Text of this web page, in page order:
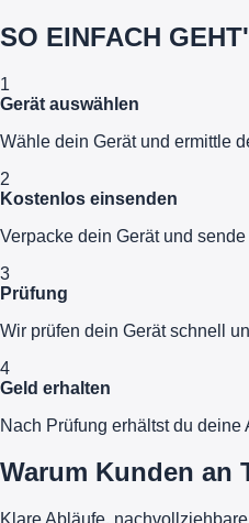
SO EINFACH
1
Gerät auswählen
Wähle dein Gerät und ermittle
2
Kostenlos einsenden
Verpacke dein Gerät und
3
Prüfung
Wir prüfen dein Gerät schnell
4
Geld erhalten
Nach Prüfung erhältst du deine
Warum Kunden an